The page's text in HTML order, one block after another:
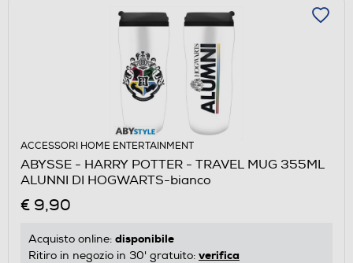
ACCESSORI HOME ENTERTAINMENT
ABYSSE - HARRY POTTER - TRAVEL MUG 355ML
ALUNNI DI HOGWARTS-bianco
€ 9,90
Acquisto online: disponibile
Ritiro in negozio in 30' gratuito: verifica